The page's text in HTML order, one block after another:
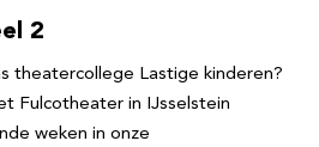
2
theatercollege Lastige kinderen?
Fulcotheater in IJsselstein
weken in onze